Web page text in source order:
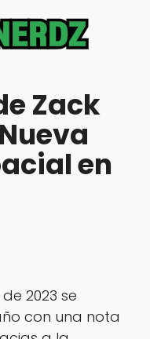
Zack
en
2023 se
con una nota